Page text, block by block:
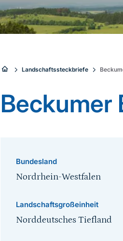
Sie
sind
hier:
Landschaftssteckbriefe
Beckumer
Bundesland
Nordrhein-Westfalen
Landschaftsgroßeinheit
Norddeutsches Tiefland